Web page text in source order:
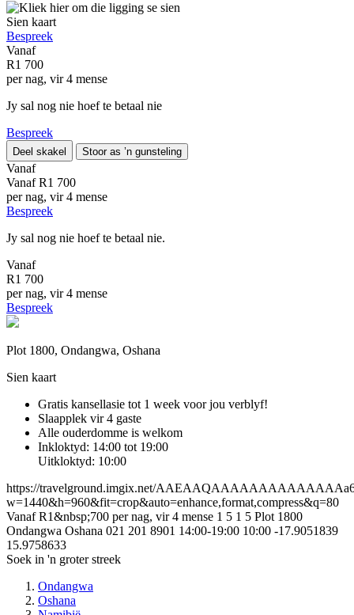
Sien kaart
Bespreek
Vanaf
R1 700
per nag, vir 4 mense
Jy sal nog nie hoef te betaal nie
Bespreek
Deel skakel Stoor as ’n gunsteling
Vanaf
Vanaf R1 700
per nag, vir 4 mense
Bespreek
Jy sal nog nie hoef te betaal nie.
Vanaf
R1 700
per nag, vir 4 mense
Bespreek
Plot 1800, Ondangwa, Oshana
Sien kaart
Gratis kansellasie tot 1 week voor jou verblyf!
Slaapplek vir 4 gaste
Alle ouderdomme is welkom
Inkloktyd: 14:00 tot 19:00
Uitkloktyd: 10:00
https://travelground.imgix.net/
w=1440&h=960&fit=crop&auto=enhance,format,compress&q=80
Vanaf R1&nbsp;700 per nag, vir 4 mense 1 5 1 5 Plot 1800
Ondangwa Oshana 021 201 8901 14:00-19:00 10:00 -17.9051839
15.9758633
Soek in 'n groter streek
Ondangwa
Oshana